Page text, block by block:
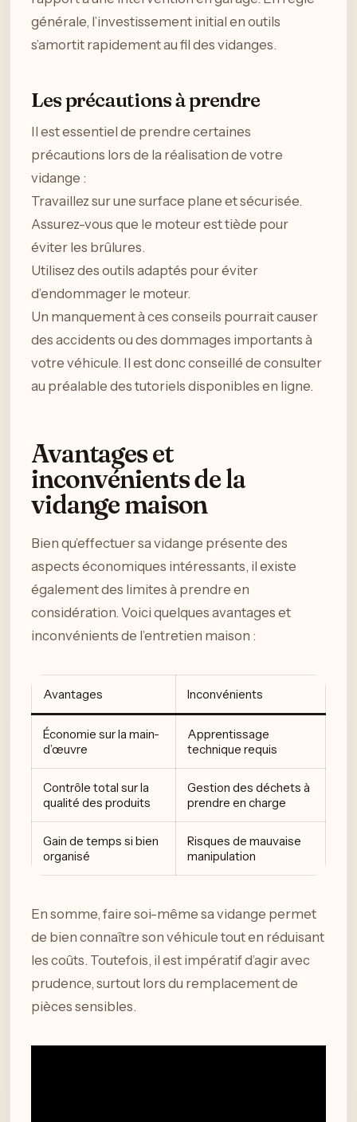
générale, l’investissement initial en outils
s’amortit rapidement au fil des vidanges.
Les précautions à prendre
Il est essentiel de prendre certaines
précautions lors de la réalisation de votre
vidange :
Travaillez sur une surface plane et sécurisée.
Assurez-vous que le moteur est tiède pour
éviter les brûlures.
Utilisez des outils adaptés pour éviter
d’endommager le moteur.
Un manquement à ces conseils pourrait causer
des accidents ou des dommages importants à
votre véhicule. Il est donc conseillé de consulter
au préalable des tutoriels disponibles en ligne.
Avantages et
inconvénients de la
vidange maison
Bien qu’effectuer sa vidange présente des
aspects économiques intéressants, il existe
également des limites à prendre en
considération. Voici quelques avantages et
inconvénients de l’entretien maison :
Avantages Inconvénients
Économie sur la main-
d’œuvre
Apprentissage
technique requis
Contrôle total sur la
qualité des produits
Gestion des déchets à
prendre en charge
Gain de temps si bien
organisé
Risques de mauvaise
manipulation
En somme, faire soi-même sa vidange permet
de bien connaître son véhicule tout en réduisant
les coûts. Toutefois, il est impératif d’agir avec
prudence, surtout lors du remplacement de
pièces sensibles.